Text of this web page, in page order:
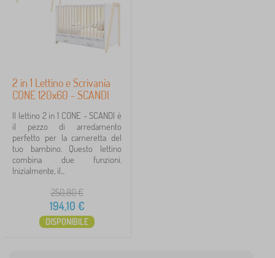
Sottocategorie
Tipo di offerta
✓ Sconto
6
Mancia
1
Annulla FILTRAGGIO
2 in 1 Lettino e Scrivania
CONE 120x60 - SCANDI
Il lettino 2 in 1 CONE - SCANDI è
il pezzo di arredamento
perfetto per la cameretta del
tuo bambino. Questo lettino
combina due funzioni.
Inizialmente, il...
250,80€
194,10 €
DISPONIBILE